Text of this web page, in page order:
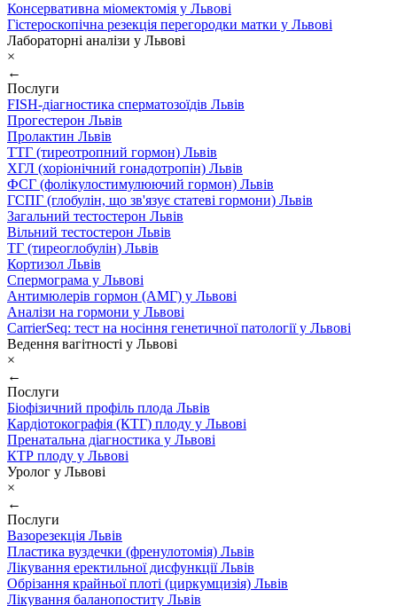
Консервативна міомектомія у Львові
Гістероскопічна резекція перегородки матки у Львові
Лабораторні аналізи у Львові
×
←
Послуги
FISH-діагностика сперматозоїдів Львів
Прогестерон Львів
Пролактин Львів
ТТГ (тиреотропний гормон) Львів
ХГЛ (хоріонічний гонадотропін) Львів
ФСГ (фолікулостимулюючий гормон) Львів
ГСПГ (глобулін, що зв'язує статеві гормони) Львів
Загальний тестостерон Львів
Вільний тестостерон Львів
ТГ (тиреоглобулін) Львів
Кортизол Львів
Спермограма у Львові
Антимюлерів гормон (АМГ) у Львові
Аналізи на гормони у Львові
CarrierSeq: тест на носіння генетичної патології у Львові
Ведення вагітності у Львові
×
←
Послуги
Біофізичний профіль плода Львів
Кардіотокографія (КТГ) плоду у Львові
Пренатальна діагностика у Львові
КТР плоду у Львові
Уролог у Львові
×
←
Послуги
Вазорезекція Львів
Пластика вуздечки (френулотомія) Львів
Лікування еректильної дисфункції Львів
Обрізання крайньої плоті (циркумцизія) Львів
Лікування баланопоститу Львів